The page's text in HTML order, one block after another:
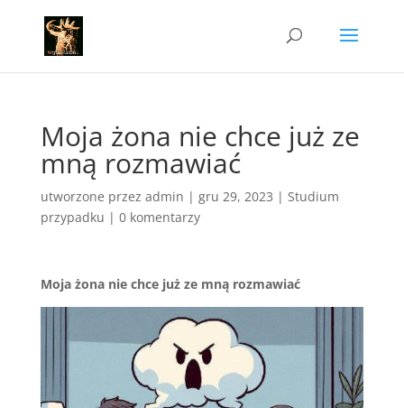
Moja żona nie chce już ze
mną rozmawiać
utworzone przez admin | gru 29, 2023 | Studium
przypadku | 0 komentarzy
Moja żona nie chce już ze mną rozmawiać